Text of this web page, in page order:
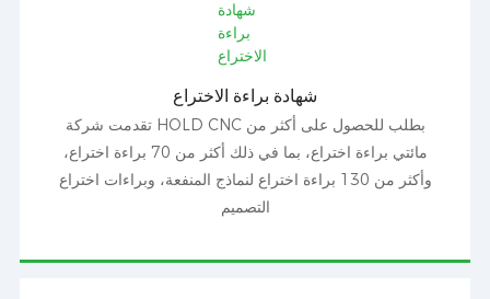
شهادة براءة الاختراع
تقدمت شركة HOLD CNC بطلب للحصول على أكثر من
مائتي براءة اختراع، بما في ذلك أكثر من 70 براءة اختراع،
وأكثر من 130 براءة اختراع لنماذج المنفعة، وبراءات اختراع
التصميم